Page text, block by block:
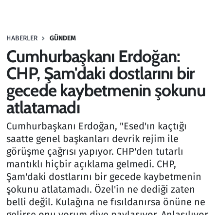
HABERLER GÜNDEM
Cumhurbaşkanı Erdoğan:
CHP, Şam'daki dostlarını bir
gecede kaybetmenin şokunu
atlatamadı
Cumhurbaşkanı Erdoğan, "Esed'ın kaçtığı
saatte genel başkanları devrik rejim ile
görüşme çağrısı yapıyor. CHP'den tutarlı
mantıklı hiçbir açıklama gelmedi. CHP,
Şam'daki dostlarını bir gecede kaybetmenin
şokunu atlatamadı. Özel'in ne dediği zaten
belli değil. Kulağına ne fısıldanırsa önüne ne
Haber
Kültür Sanat
Kurumsal Haberler
Lezzet Durağı
Memur ve Kamu
Otomobil
Oyun